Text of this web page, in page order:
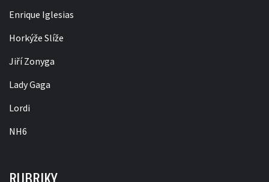
Enrique Iglesias
Horkýže Slíže
Jiří Zonyga
Lady Gaga
Lordi
NH6